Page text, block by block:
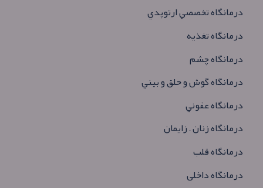
درمانگاه تخصصي ارتوپدي
درمانگاه تغذيه
درمانگاه چشم
درمانگاه گوش و حلق و بيني
درمانگاه عفوني
درمانگاه زنان–زايمان
درمانگاه قلب
درمانگاه داخلی